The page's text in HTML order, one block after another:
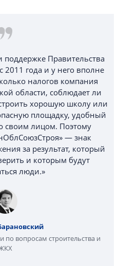
поддержке Правительства
2011 года и у него вполне
налогов компания
области, соблюдает ли
хорошую школу или
площадку, удобный
своим лицом. Поэтому
— знак
за результат, который
и которым будут
люди.»
по вопросам строительства и